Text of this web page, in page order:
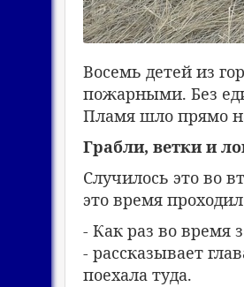
Восемь детей из
пожарными. Без
Пламя шло прямо
Грабли, ветки и
Случилось это во
это время
- Как раз во время
- рассказывает
поехала туда.